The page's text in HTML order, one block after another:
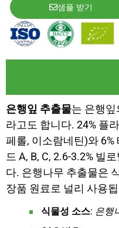
샘플 받기
은행잎 추출물는 은행잎
라고도 합니다. 24% 플
페롤, 이소람네틴)와 6%
드 A, B, C, 2.6-3.2% 빌
다. 은행나무 추출물은
장품 원료로 널리 사용
식물성 소스: 은행